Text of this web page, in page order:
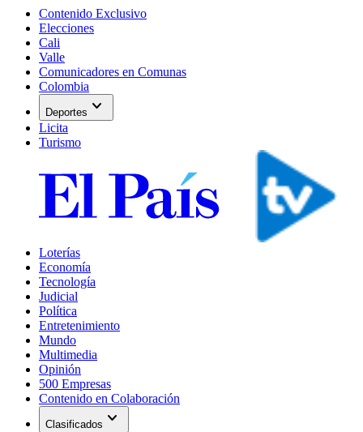
Contenido Exclusivo
Elecciones
Cali
Valle
Comunicadores en Comunas
Colombia
Deportes expand_more
Licita
Turismo
Loterías
Economía
Tecnología
Judicial
Política
Entretenimiento
Mundo
Multimedia
Opinión
500 Empresas
Contenido en Colaboración
Clasificados expand_more